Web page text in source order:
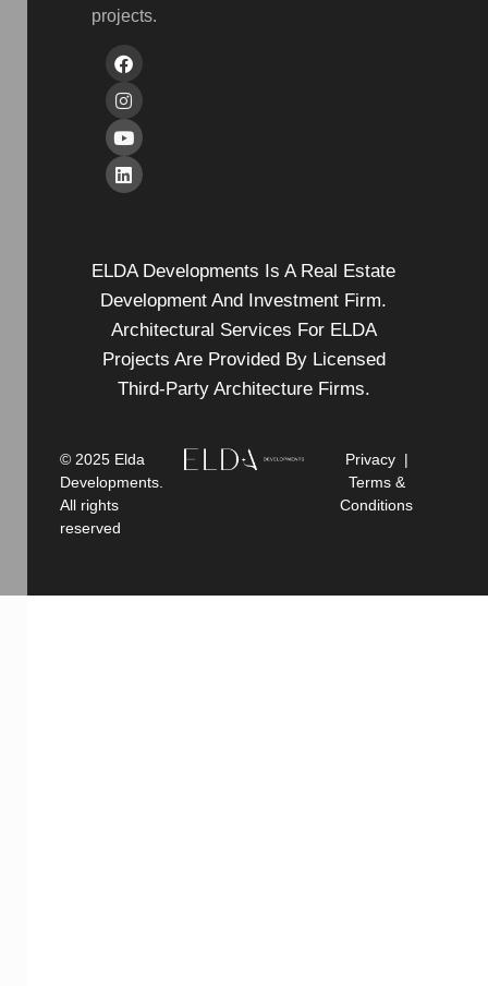
projects.
ELDA Developments Is A Real Estate
Development And Investment Firm.
Architectural Services For ELDA
Projects Are Provided By Licensed
Third-Party Architecture Firms.
© 2025 Elda
Developments.
All rights
reserved
Privacy|
Terms &
Conditions